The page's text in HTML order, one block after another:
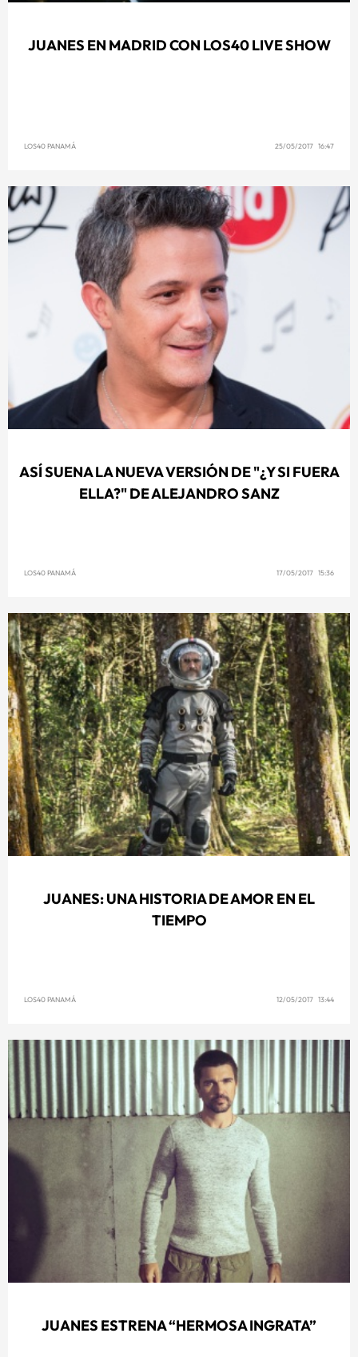
JUANES EN MADRID CON LOS40 LIVE SHOW
LOS40 PANAMÁ 25/05/2017 16:47
ASÍ SUENA LA NUEVA VERSIÓN DE "¿Y SI FUERA
ELLA?" DE ALEJANDRO SANZ
LOS40 PANAMÁ 17/05/2017 15:36
JUANES: UNA HISTORIA DE AMOR EN EL
TIEMPO
LOS40 PANAMÁ 12/05/2017 13:44
JUANES ESTRENA “HERMOSA INGRATA”